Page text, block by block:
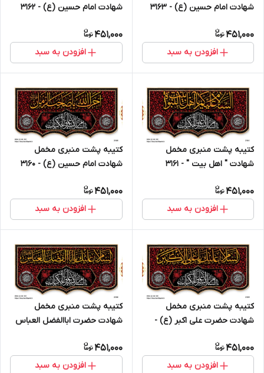
شهادت امام حسین (ع) - 3163
451,000
افزودن به سبد
شهادت امام حسین (ع) - 3162
451,000
افزودن به سبد
کتیبه پشت منبری مخمل
شهادت " اهل بیت " - 3161
451,000
افزودن به سبد
کتیبه پشت منبری مخمل
شهادت امام حسین (ع) - 3160
451,000
افزودن به سبد
کتیبه پشت منبری مخمل
شهادت حضرت علی اکبر (ع) -
451,000
افزودن به سبد
کتیبه پشت منبری مخمل
شهادت حضرت اباالفضل العباس
451,000
افزودن به سبد